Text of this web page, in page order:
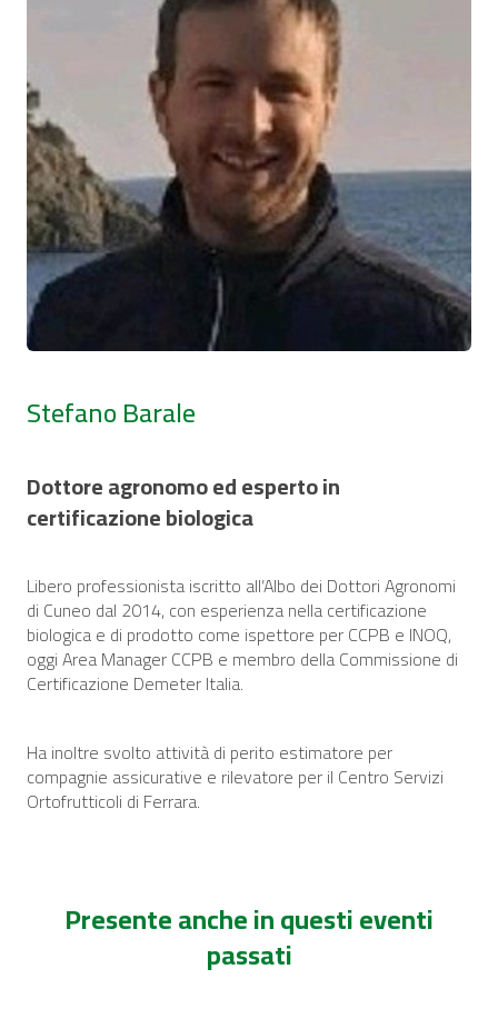
Stefano Barale
Dottore agronomo ed esperto in
certificazione biologica
Libero professionista iscritto all’Albo dei Dottori Agronomi
di Cuneo dal 2014, con esperienza nella certificazione
biologica e di prodotto come ispettore per CCPB e INOQ,
oggi Area Manager CCPB e membro della Commissione di
Certificazione Demeter Italia.
Ha inoltre svolto attività di perito estimatore per
compagnie assicurative e rilevatore per il Centro Servizi
Ortofrutticoli di Ferrara.
Presente anche in questi eventi
passati